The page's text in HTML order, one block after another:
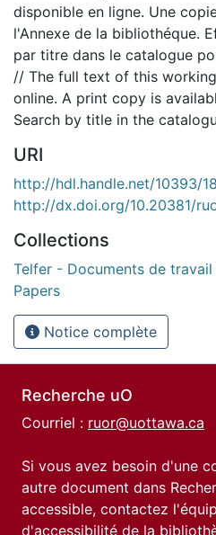
disponible en ligne. Une
l'Annexe de la bibliothéque.
par titre dans le catalogue
// The full text of this
online. A print copy is
Search by title in the
URI
http://hdl.handle.net/10393/
http://dx.doi.org/10.20381/
Collections
Telfer - Documents de
Papers
Notice complète
Recherche uO
Courriel : ruor@uottawa.ca
Si vous avez besoin d'une
autre document dans
accessible, contactez
d'accessibilité de la